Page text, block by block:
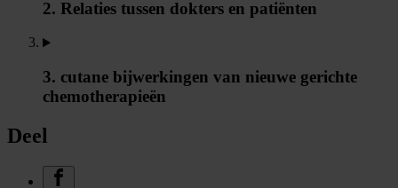
2. Relaties tussen dokters en patiënten
3. cutane bijwerkingen van nieuwe gerichte
chemotherapieën
Deel